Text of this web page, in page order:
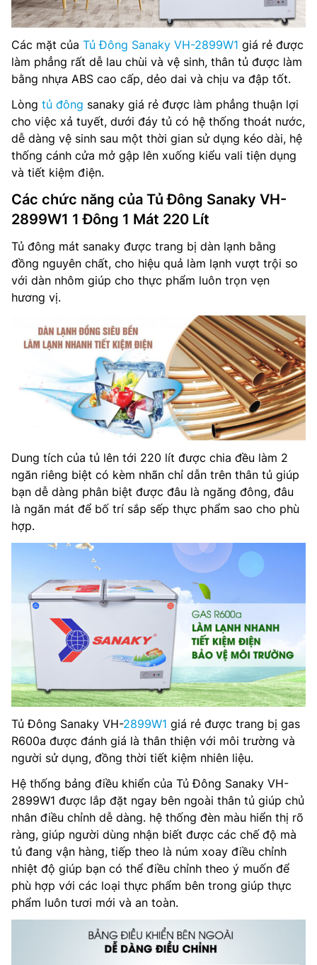
Các mặt của Tủ Đông Sanaky VH-2899W1 giá rẻ được
làm phẳng rất dễ lau chùi và vệ sinh, thân tủ được làm
bằng nhựa ABS cao cấp, dẻo dai và chịu va đập tốt.
Lòng tủ đông sanaky giá rẻ được làm phẳng thuận lợi
cho việc xả tuyết, dưới đáy tủ có hệ thống thoát nước,
dễ dàng vệ sinh sau một thời gian sử dụng kéo dài, hệ
thống cánh cửa mở gập lên xuống kiểu vali tiện dụng
và tiết kiệm điện.
Các chức năng của Tủ Đông Sanaky VH-
2899W1 1 Đông 1 Mát 220 Lít
Tủ đông mát sanaky được trang bị dàn lạnh bằng
đồng nguyên chất, cho hiệu quả làm lạnh vượt trội so
với dàn nhôm giúp cho thực phẩm luôn trọn vẹn
hương vị.
Dung tích của tủ lên tới 220 lít được chia đều làm 2
ngăn riêng biệt có kèm nhãn chỉ dẫn trên thân tủ giúp
bạn dễ dàng phân biệt được đâu là ngăng đông, đâu
là ngăn mát để bố trí sắp sếp thực phẩm sao cho phù
hợp.
Tủ Đông Sanaky VH-2899W1 giá rẻ được trang bị gas
R600a được đánh giá là thân thiện với môi trường và
người sử dụng, đồng thời tiết kiệm nhiên liệu.
Hệ thống bảng điều khiển của Tủ Đông Sanaky VH-
2899W1 được lắp đặt ngay bên ngoài thân tủ giúp chủ
nhân điều chỉnh dễ dàng. hệ thống đèn màu hiển thị rõ
ràng, giúp người dùng nhận biết được các chế độ mà
tủ đang vận hàng, tiếp theo là núm xoay điều chỉnh
nhiệt độ giúp bạn có thể điều chỉnh theo ý muốn để
phù hợp với các loại thực phẩm bên trong giúp thực
phẩm luôn tươi mới và an toàn.